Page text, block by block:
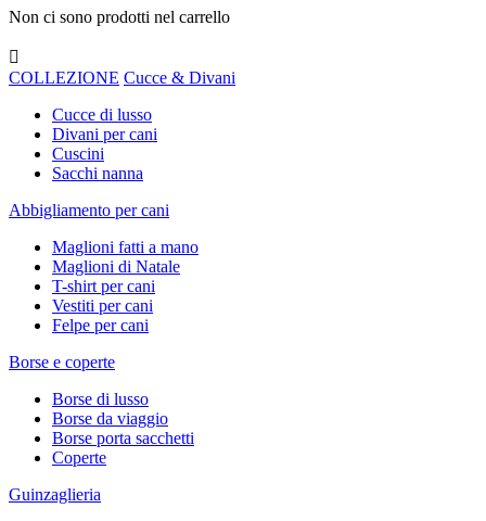
Non ci sono prodotti nel carrello

COLLEZIONE Cucce & Divani
Cucce di lusso
Divani per cani
Cuscini
Sacchi nanna
Abbigliamento per cani
Maglioni fatti a mano
Maglioni di Natale
T-shirt per cani
Vestiti per cani
Felpe per cani
Borse e coperte
Borse di lusso
Borse da viaggio
Borse porta sacchetti
Coperte
Guinzaglieria